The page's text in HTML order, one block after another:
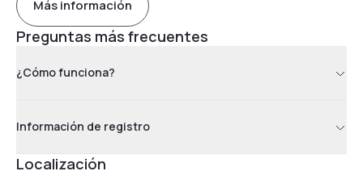
Más información
Preguntas más frecuentes
¿Cómo funciona?
Información de registro
Localización